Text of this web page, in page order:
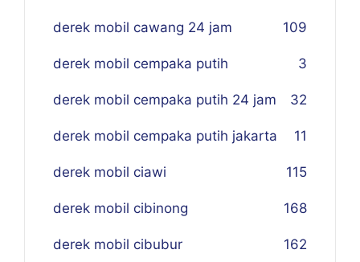
derek mobil cawang 24 jam 109
derek mobil cempaka putih 3
derek mobil cempaka putih 24 jam 32
derek mobil cempaka putih jakarta 11
derek mobil ciawi 115
derek mobil cibinong 168
derek mobil cibubur 162